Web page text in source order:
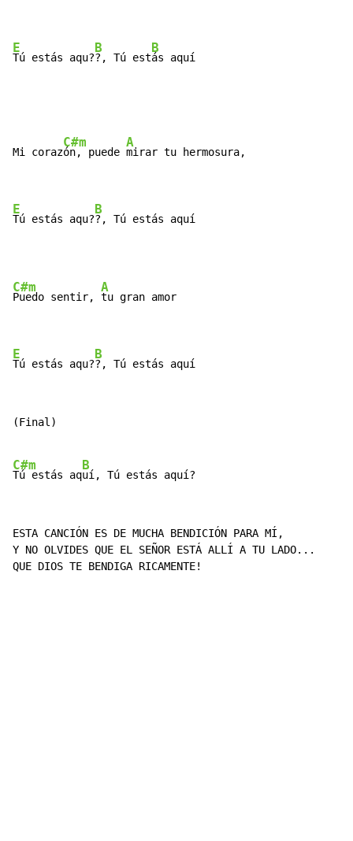
E
Tú estás aqu?
B
?­, Tú est
B
ás aquí
Mi coraz
C#m
ón, puede
A
mirar tu hermosura,
E
Tú estás aqu?
B
?­, Tú estás aquí
C#m
Puedo sentir,
A
tu gran amor
E
Tú estás aqu?
B
?­, Tú estás aquí
(Final)
C#m
Tú estás aq
B
ESTA CANCIÓN ES DE MUCHA BENDICIÓN PARA MÍ,
Y NO OLVIDES QUE EL SEÑOR ESTÁ ALLÍ A TU LADO...
QUE DIOS TE BENDIGA RICAMENTE!